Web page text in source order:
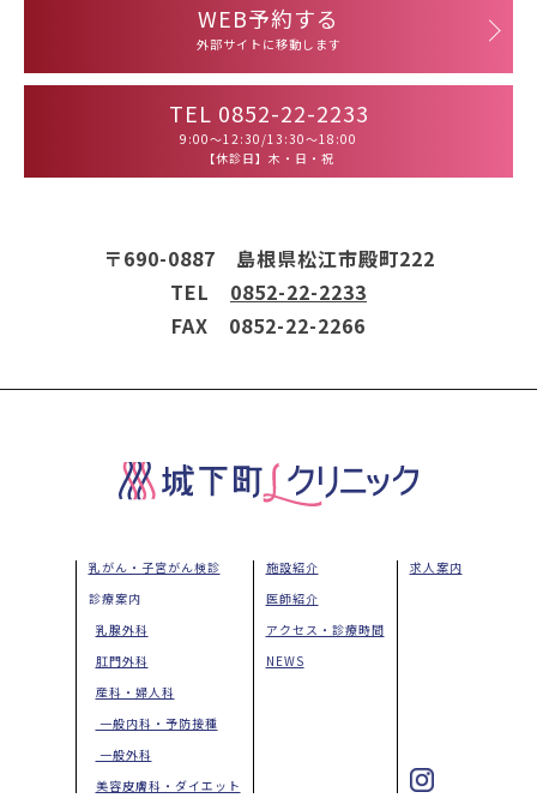
WEB予約する
外部サイトに移動します
TEL 0852-22-2233
9:00～12:30/13:30～18:00
【休診日】木・日・祝
〒690-0887 島根県松江市殿町222
TEL 0852-22-2233
FAX 0852-22-2266
乳がん・子宮がん検診
診療案内
乳腺外科
肛門外科
産科・婦人科
一般内科・予防接種
一般外科
美容皮膚科・ダイエット
施設紹介
医師紹介
アクセス・診療時間
NEWS
求人案内